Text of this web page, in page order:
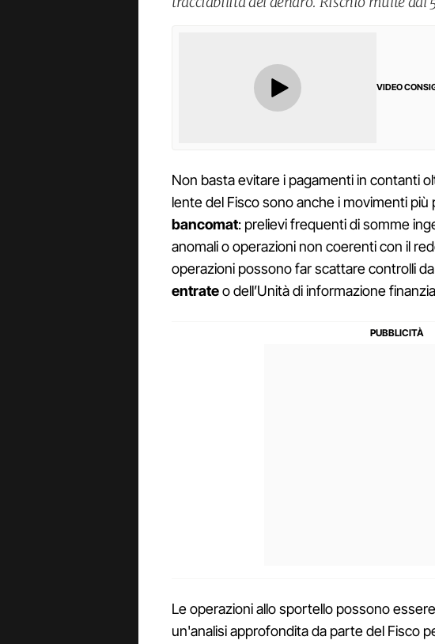
VIDEO
Non basta evitare i pagamenti in contanti
lente del Fisco sono anche i movimenti
bancomat: prelievi frequenti di somme
anomali o operazioni non coerenti con il
operazioni possono far scattare controlli
entrateo dell’Unità di informazione
Le operazioni allo sportello possono
un'analisi approfondita da parte del Fisco